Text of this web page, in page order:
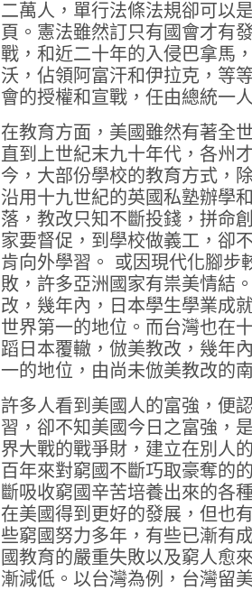
二萬人，單行法條法規卻可以
頁。憲法雖然訂只有國會才有
戰，和近二十年的入侵巴拿馬
沃，佔領阿富汗和伊拉克，等
會的授權和宣戰，任由總統一
在教育方面，美國雖然有著全
直到上世紀末九十年代，各州
今，大部份學校的教育方式，
沿用十九世紀的英國私塾辦學
落，教改只知不斷投錢，拼命
家要督促，到學校做義工，卻
肯向外學習。 或因現代化腳步
敗，許多亞洲國家有祟美情結
改，幾年內，日本學生學業成
世界第一的地位。而台灣也在
蹈日本覆轍，倣美教改，幾年
一的地位，由尚未倣美教改的
許多人看到美國人的富強，便
習，卻不知美國今日之富強，
界大戰的戰爭財，建立在別人
百年來對窮國不斷巧取豪奪的
斷吸收窮國辛苦培養出來的各
在美國得到更好的發展，但也
些窮國努力多年，有些已漸有
國教育的嚴重失敗以及窮人愈
漸減低。以台灣為例，台灣留